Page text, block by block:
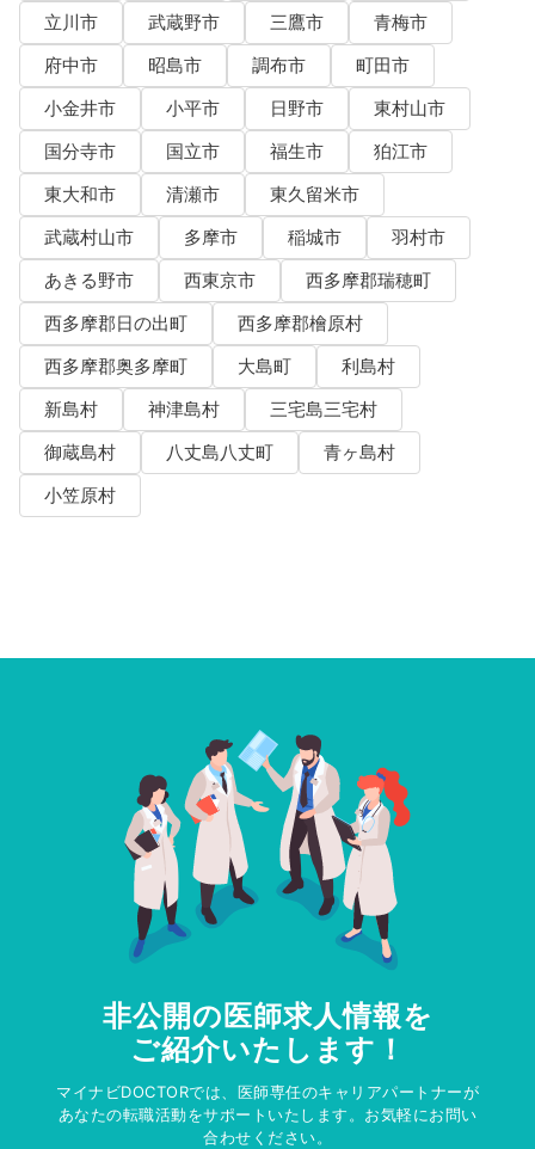
立川市
武蔵野市 三鷹市
青梅市
府中市
昭島市 調布市
町田市
小金井市
小平市 日野市
東村山市
国分寺市
国立市 福生市
狛江市
東大和市
清瀬市
東久留米市
武蔵村山市
多摩市 稲城市
羽村市
あきる野市
西東京市
西多摩郡瑞穂町
西多摩郡日の出町
西多摩郡檜原村
西多摩郡奥多摩町
大島町
利島村
新島村
神津島村
三宅島三宅村
御蔵島村
八丈島八丈町
青ヶ島村
小笠原村
非公開の医師求人情報を
ご紹介いたします！
マイナビDOCTORでは、医師専任のキャリアパートナーが
あなたの転職活動をサポートいたします。お気軽にお問い
合わせください。